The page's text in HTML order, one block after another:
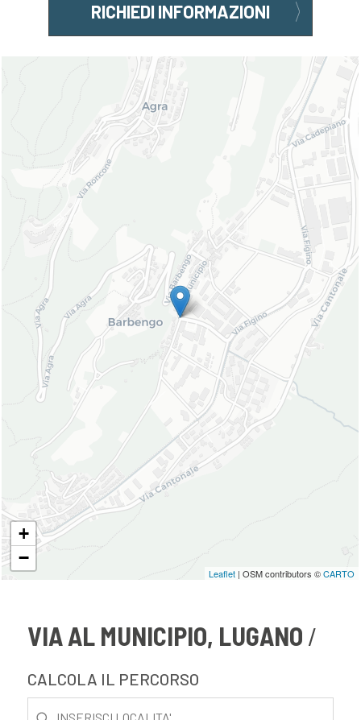
RICHIEDI INFORMAZIONI
+
−
Leaflet | OSM contributors ©CARTO
VIA AL MUNICIPIO, LUGANO
CALCOLA IL PERCORSO